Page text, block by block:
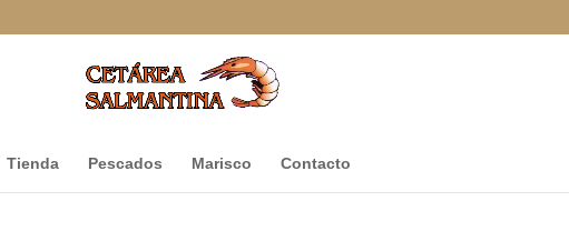
Tienda Pescados Marisco Contacto